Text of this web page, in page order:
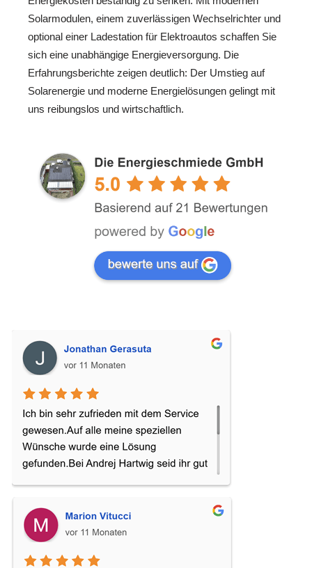
Solarmodulen, einem zuverlässigen Wechselrichter und
optional einer Ladestation für Elektroautos schaffen Sie
sich eine unabhängige Energieversorgung. Die
Erfahrungsberichte zeigen deutlich: Der Umstieg auf
Solarenergie und moderne Energielösungen gelingt mit
uns reibungslos und wirtschaftlich.